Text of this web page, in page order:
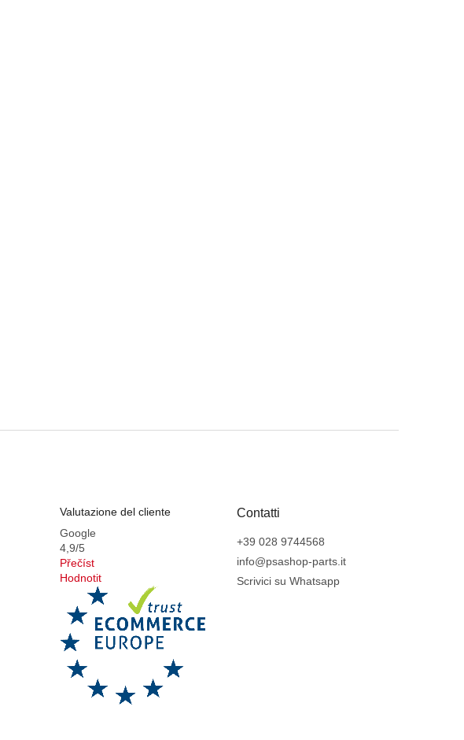
Valutazione del cliente
Google
4,9/5
Přečíst
Hodnotit
Contatti
+39 028 9744568
info@psashop-parts.it
Scrivici su Whatsapp